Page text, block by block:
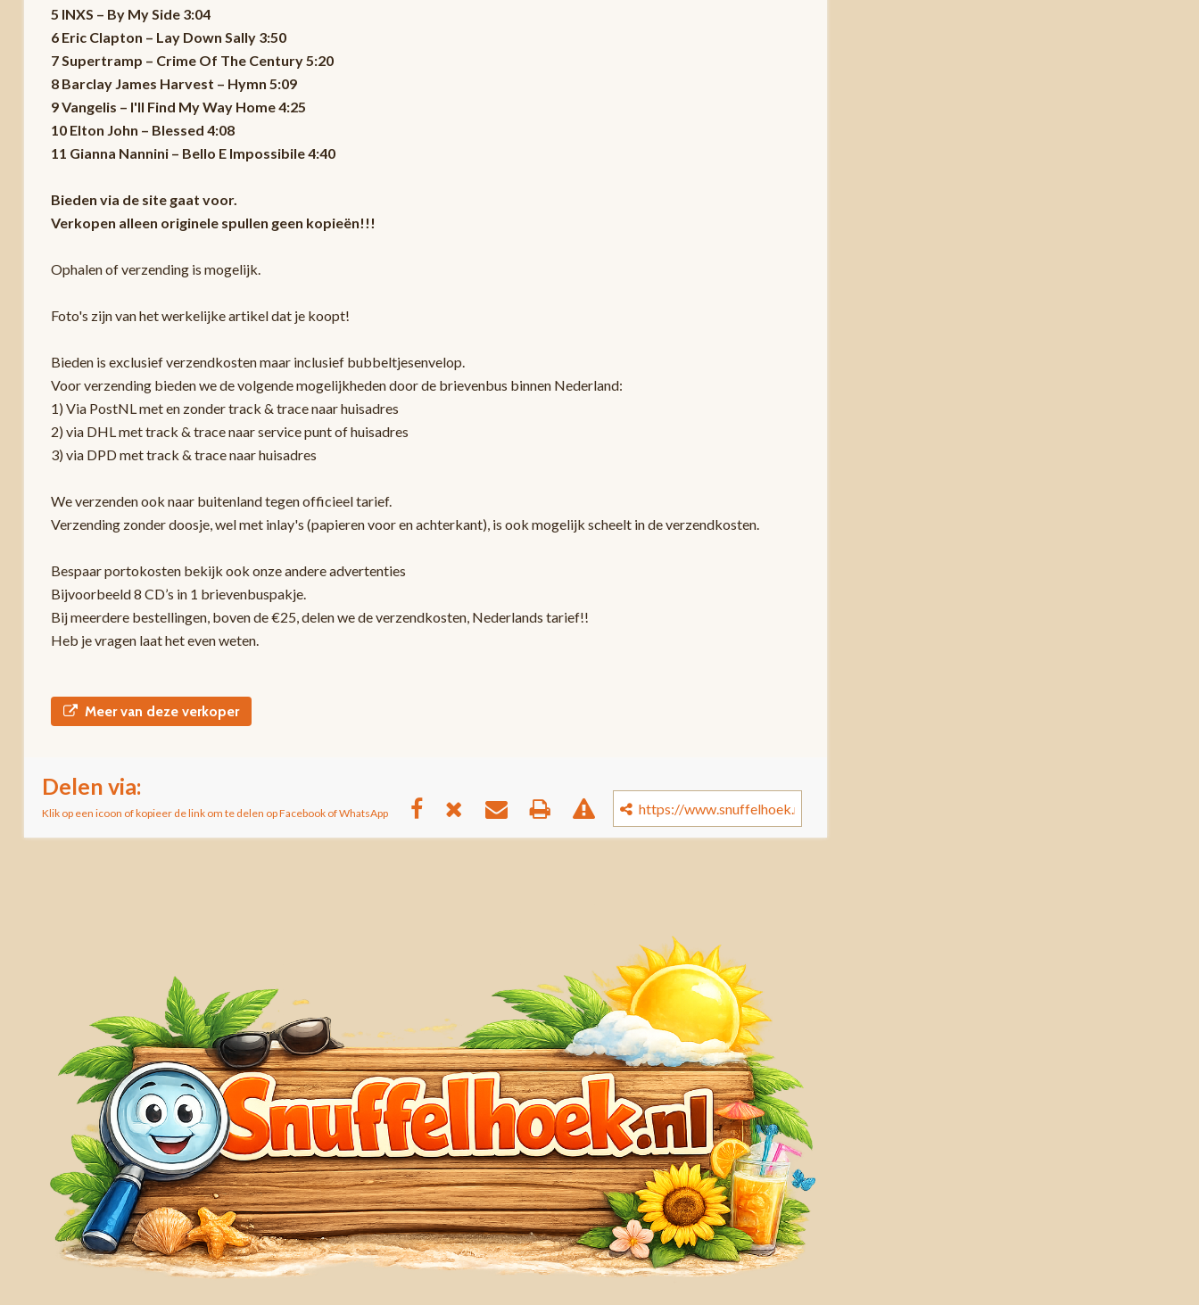
5 INXS – By My Side 3:04
6 Eric Clapton – Lay Down Sally 3:50
7 Supertramp – Crime Of The Century 5:20
8 Barclay James Harvest – Hymn 5:09
9 Vangelis – I'll Find My Way Home 4:25
10 Elton John – Blessed 4:08
11 Gianna Nannini – Bello E Impossibile 4:40
Bieden via de site gaat voor.
Verkopen alleen originele spullen geen kopieën!!!
Ophalen of verzending is mogelijk.
Foto's zijn van het werkelijke artikel dat je koopt!
Bieden is exclusief verzendkosten maar inclusief bubbeltjesenvelop.
Voor verzending bieden we de volgende mogelijkheden door de brievenbus binnen Nederland:
1) Via PostNL met en zonder track & trace naar huisadres
2) via DHL met track & trace naar service punt of huisadres
3) via DPD met track & trace naar huisadres
We verzenden ook naar buitenland tegen officieel tarief.
Verzending zonder doosje, wel met inlay's (papieren voor en achterkant), is ook mogelijk scheelt in de verzendkosten.
Bespaar portokosten bekijk ook onze andere advertenties
Bijvoorbeeld 8 CD’s in 1 brievenbuspakje.
Bij meerdere bestellingen, boven de €25, delen we de verzendkosten, Nederlands tarief!!
Heb je vragen laat het even weten.
Meer van deze verkoper
Delen via:
Klik op een icoon of kopieer de link om te delen op Facebook of WhatsApp